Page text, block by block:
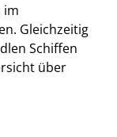
im
Gleichzeitig
Schiffen
über